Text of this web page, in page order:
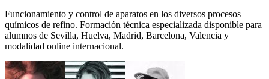
Funcionamiento y control de aparatos en los diversos procesos
químicos de refino. Formación técnica especializada disponible para
alumnos de Sevilla, Huelva, Madrid, Barcelona, Valencia y
modalidad online internacional.